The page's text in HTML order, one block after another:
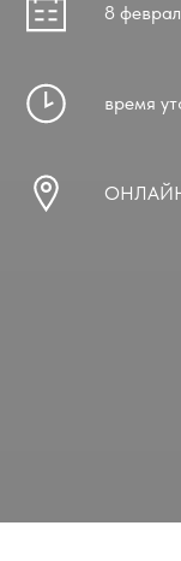
8
время
ОНЛАЙН